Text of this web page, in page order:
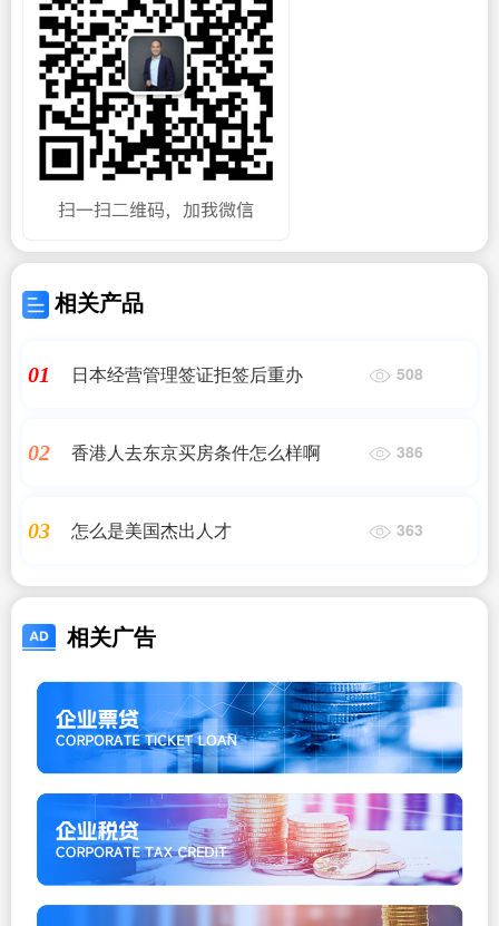
相关产品
01 日本经营管理签证拒签后重办 508
02 香港人去东京买房条件怎么样啊 386
03 怎么是美国杰出人才 363
相关广告